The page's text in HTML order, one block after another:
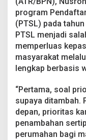
o
n
I
n
g
i
T
r
g
e
P
T
program
(PTSL) pada
PTSL menjadi
memperluas
masyarakat
lengkap berbasis
“Pertama, soal
supaya ditambah.
depan, prioritas
penambahan
perumahan bagi